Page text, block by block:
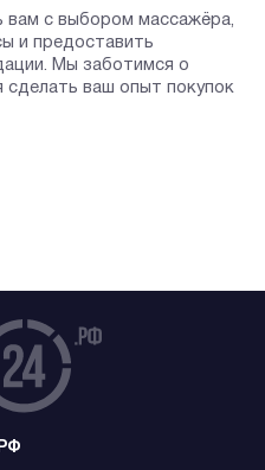
вам с выбором массажёра,
и предоставить
Мы заботимся о
ваш опыт покупок